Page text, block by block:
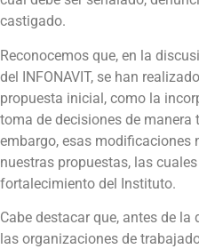
castigado.
Reconocemos que, en la
del INFONAVIT, se han
propuesta inicial, como la
toma de decisiones de
embargo, esas modificaciones
nuestras propuestas, las
fortalecimiento del Instituto.
Cabe destacar que, antes de la
las organizaciones de